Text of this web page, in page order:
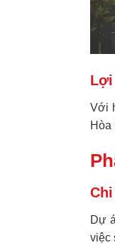
Lợi
Với
Hòa
Dự
việc